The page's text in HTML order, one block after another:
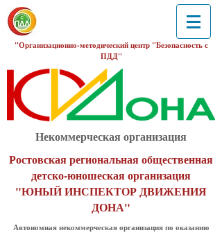
"Организационно-методический центр "Безопасность с
ПДД"
Некоммерческая организация
Ростовская региональная общественная
детско-юношеская организация
"ЮНЫЙ ИНСПЕКТОР ДВИЖЕНИЯ
ДОНА"
Автономная некоммерческая организация по оказанию